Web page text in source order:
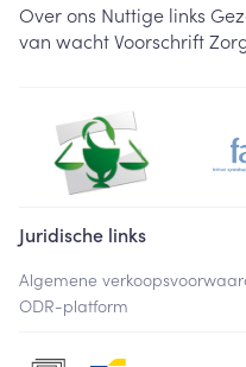
Over ons Nuttige links
van wachtVoorschrift
Juridische links
Algemene
ODR-platform